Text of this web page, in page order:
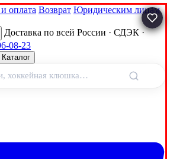
оплата Возврат Юридическим лицам
Доставка по всей России · СДЭК ·
08-23
Каталог